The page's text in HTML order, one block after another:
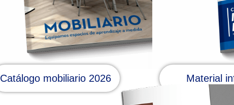
Catálogo mobiliario 2026 Material